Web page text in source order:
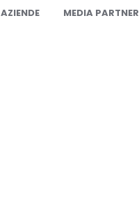
MEDIA PARTNER